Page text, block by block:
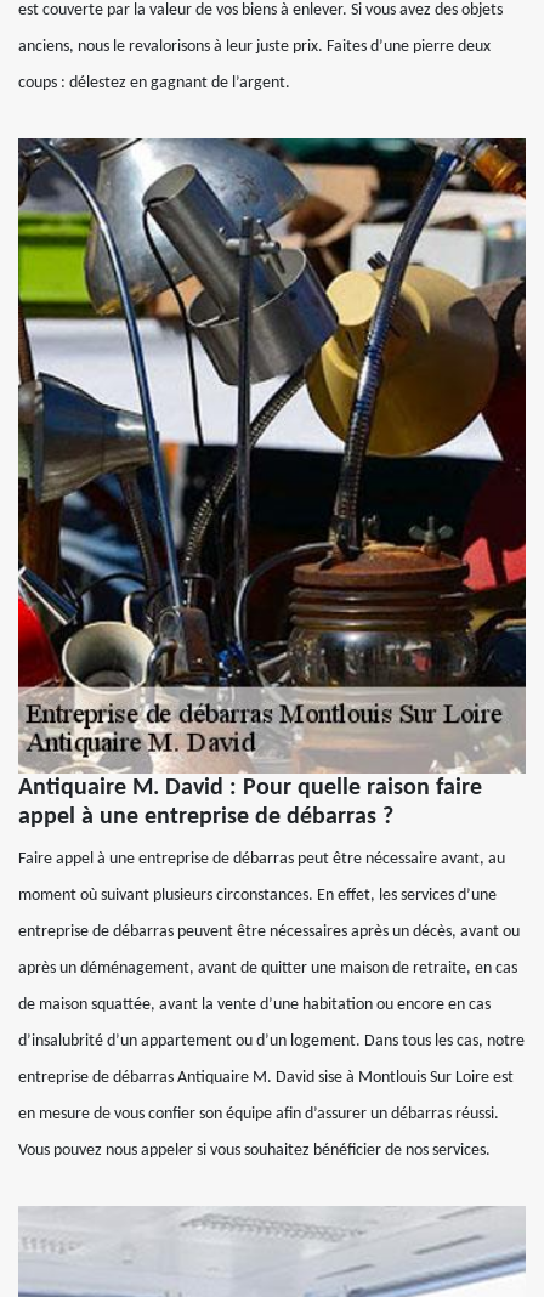
est couverte par la valeur de vos biens à enlever. Si vous avez des objets
anciens, nous le revalorisons à leur juste prix. Faites d’une pierre deux
coups : délestez en gagnant de l’argent.
Antiquaire M. David : Pour quelle raison faire
appel à une entreprise de débarras ?
Faire appel à une entreprise de débarras peut être nécessaire avant, au
moment où suivant plusieurs circonstances. En effet, les services d’une
entreprise de débarras peuvent être nécessaires après un décès, avant ou
après un déménagement, avant de quitter une maison de retraite, en cas
de maison squattée, avant la vente d’une habitation ou encore en cas
d’insalubrité d’un appartement ou d’un logement. Dans tous les cas, notre
entreprise de débarras Antiquaire M. David sise à Montlouis Sur Loire est
en mesure de vous confier son équipe afin d’assurer un débarras réussi.
Vous pouvez nous appeler si vous souhaitez bénéficier de nos services.